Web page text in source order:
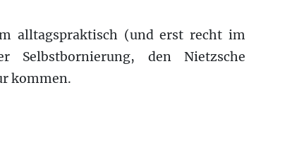
alltagspraktisch (und erst recht im
Selbstbornierung, den Nietzsche
kommen.